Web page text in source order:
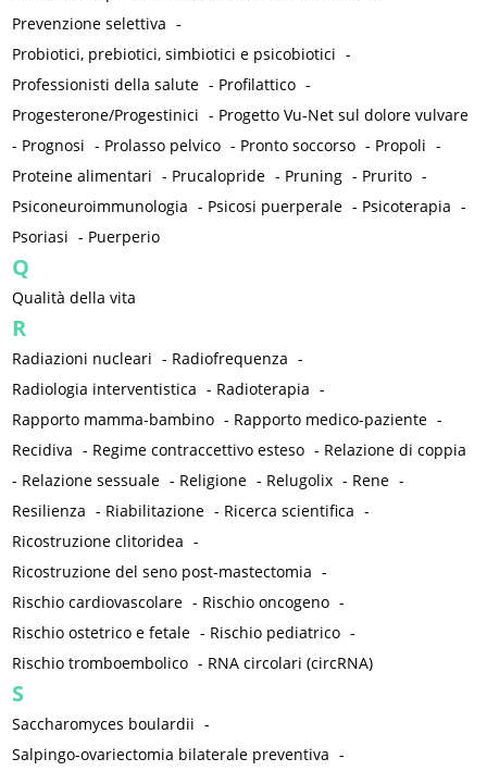
Prevenzione selettiva -
Probiotici, prebiotici, simbiotici e psicobiotici -
Professionisti della salute - Profilattico -
Progesterone/Progestinici - Progetto Vu-Net sul dolore vulvare
- Prognosi - Prolasso pelvico - Pronto soccorso - Propoli -
Proteine alimentari - Prucalopride - Pruning - Prurito -
Psiconeuroimmunologia - Psicosi puerperale - Psicoterapia -
Psoriasi - Puerperio
Q
Qualità della vita
R
Radiazioni nucleari - Radiofrequenza -
Radiologia interventistica - Radioterapia -
Rapporto mamma-bambino - Rapporto medico-paziente -
Recidiva - Regime contraccettivo esteso - Relazione di coppia
- Relazione sessuale - Religione - Relugolix - Rene -
Resilienza - Riabilitazione - Ricerca scientifica -
Ricostruzione clitoridea -
Ricostruzione del seno post-mastectomia -
Rischio cardiovascolare - Rischio oncogeno -
Rischio ostetrico e fetale - Rischio pediatrico -
Rischio tromboembolico - RNA circolari (circRNA)
S
Saccharomyces boulardii -
Salpingo-ovariectomia bilaterale preventiva -